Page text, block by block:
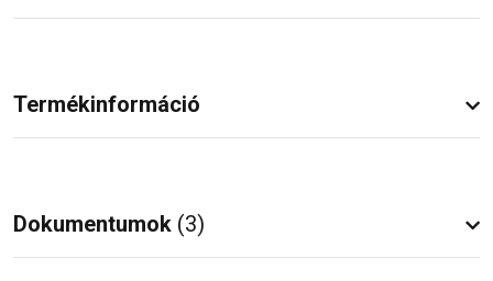
Termékinformáció
Dokumentumok (3)